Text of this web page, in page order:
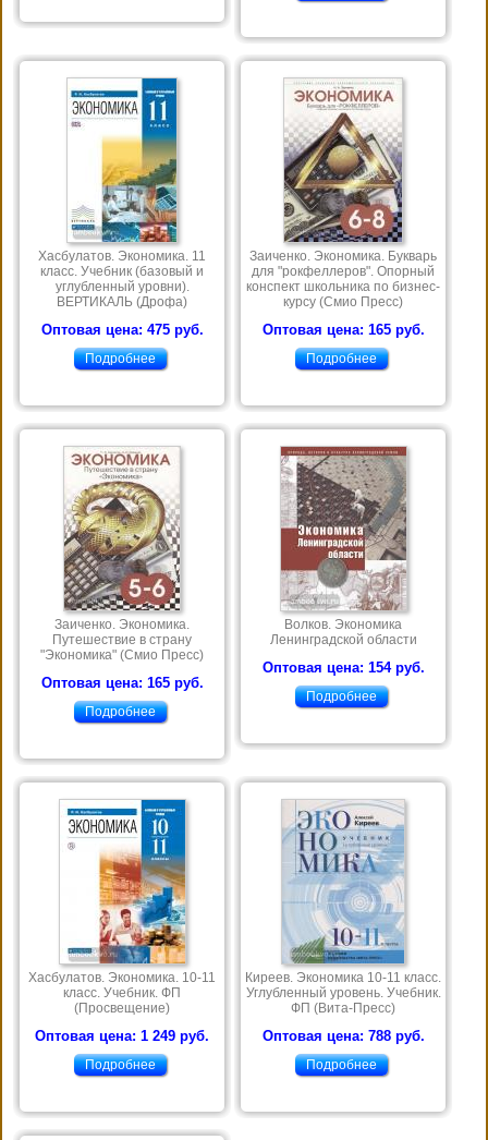
Хасбулатов. Экономика. 11
класс. Учебник (базовый и
углубленный уровни).
ВЕРТИКАЛЬ (Дрофа)
Оптовая цена: 475 руб.
Подробнее
Заиченко. Экономика. Букварь
для "рокфеллеров". Опорный
конспект школьника по бизнес-
курсу (Смио Пресс)
Оптовая цена: 165 руб.
Подробнее
Заиченко. Экономика.
Путешествие в страну
"Экономика" (Смио Пресс)
Оптовая цена: 165 руб.
Подробнее
Волков. Экономика
Ленинградской области
Оптовая цена: 154 руб.
Подробнее
Хасбулатов. Экономика. 10-11
класс. Учебник. ФП
(Просвещение)
Оптовая цена: 1 249 руб.
Подробнее
Киреев. Экономика 10-11 класс.
Углубленный уровень. Учебник.
ФП (Вита-Пресс)
Оптовая цена: 788 руб.
Подробнее